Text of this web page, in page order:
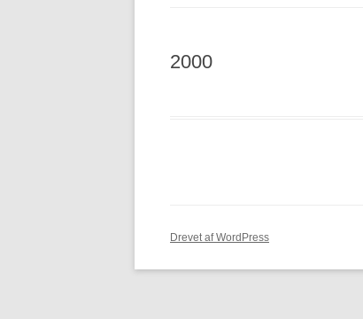
2000
Drevet af WordPress